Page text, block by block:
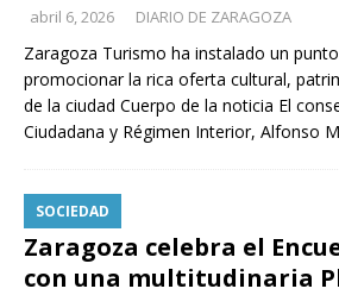
abril 6, 2026 DIARIO DE ZARAGOZA
Zaragoza Turismo ha instalado un
promocionar la rica oferta cultural,
de la ciudad Cuerpo de la noticia El
Ciudadana y Régimen Interior, Alfonso
SOCIEDAD
Zaragoza celebra el
con una multitudinaria